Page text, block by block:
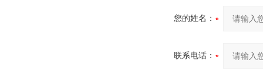
您的姓名：
联系电话：